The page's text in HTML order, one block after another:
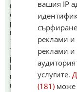
призовка от съда .
една глоба от 50 €
разходи и
пари идва
ти или колата
търга се покриват
разходи . Ако
Пак повтарям това
институциите
глобите .
вашия IP
реклами
реклами
услугите.
(181) може